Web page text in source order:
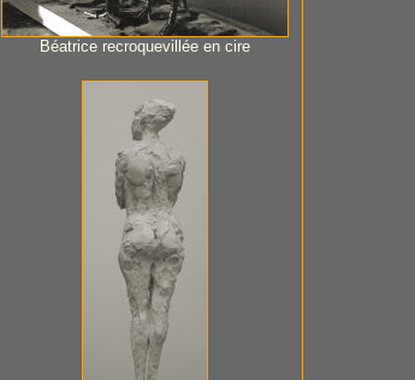
Béatrice recroquevillée en cire